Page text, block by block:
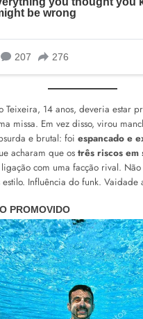
Teixeira, 14 anos, deveria estar
missa. Em vez disso, virou
e brutal: foi espancado e
acharam que os três riscos em
com uma facção rival.
estilo. Influência do funk. Vaidade